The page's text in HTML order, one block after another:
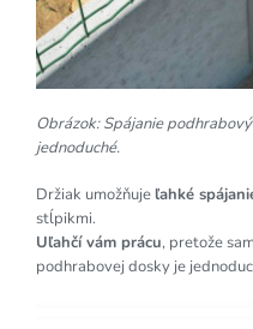
Obrázok: Spájanie
jednoduché.
Držiak umožňujeľahké
stĺpikmi.
Uľahčí vám prácu, pretože
podhrabovej dosky je